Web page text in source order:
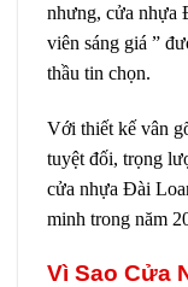
nhưng, cửa nhựa
viên sáng giá ”
thầu tin chọn.
Với thiết kế vân
tuyệt đối, trọng
cửa nhựa Đài
minh trong năm
Vì Sao Cửa